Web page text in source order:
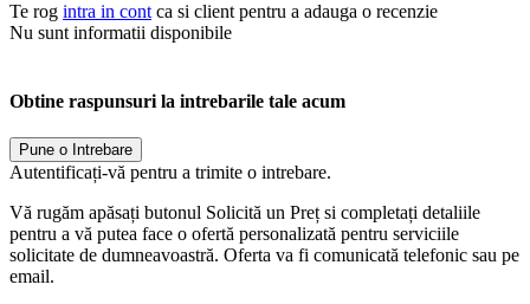
Te rog intra in cont ca si client pentru a adauga o recenzie
Nu sunt informatii disponibile
Obtine raspunsuri la intrebarile tale acum
Pune o Intrebare
Autentificați-vă pentru a trimite o intrebare.
Vă rugăm apăsați butonul Solicită un Preț si completați detaliile
pentru a vă putea face o ofertă personalizată pentru serviciile
solicitate de dumneavoastră. Oferta va fi comunicată telefonic sau pe
email.